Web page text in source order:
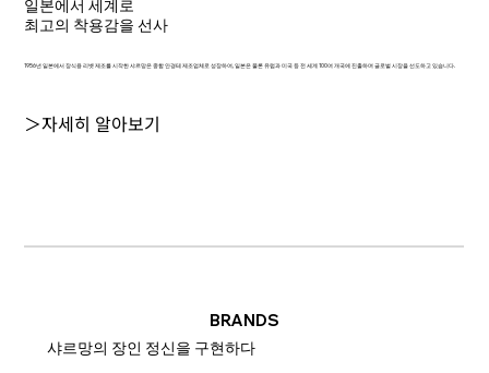
일본에서 세계로
최고의 착용감을 선사
1956년 일본에서 장식용 리벳 제조를 시작한 샤르망은 종합 안경테 제조업체로 성장하여, 일본은 물론 유럽과 미국 등 전 세계 100여 개국에 진출하며 글로벌 시장을 선도하고 있습니다.
＞자세히 알아보기
BRANDS
샤르망의 장인 정신을 구현하다